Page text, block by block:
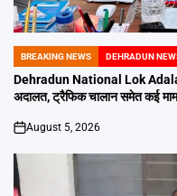
POSTED
IN
BREAKING NEWS DEHRADUN
Dehradun National Lok Adalat
अदालत, ट्रैफिक चालान समेत कई
on
August 5, 2026